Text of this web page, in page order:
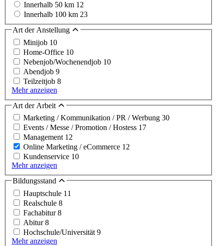
Innerhalb 50 km 12
Innerhalb 100 km 23
Art der Anstellung
Minijob 10
Home-Office 10
Nebenjob/Wochenendjob 10
Abendjob 9
Teilzeitjob 8
Mehr anzeigen
Art der Arbeit
Marketing / Kommunikation / PR / Werbung 30
Events / Messe / Promotion / Hostess 17
Management 12
Online Marketing / eCommerce 12
Kundenservice 10
Mehr anzeigen
Bildungsstand
Hauptschule 11
Realschule 8
Fachabitur8
Abitur8
Hochschule/Universität 9
Mehr anzeigen